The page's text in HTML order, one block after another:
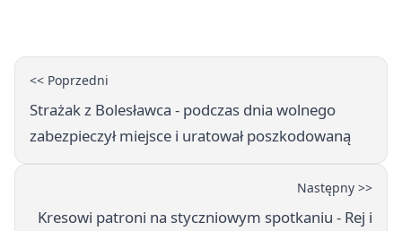
<< Poprzedni
Strażak z Bolesławca - podczas dnia wolnego
zabezpieczył miejsce i uratował poszkodowaną
Następny >>
Kresowi patroni na styczniowym spotkaniu - Rej i